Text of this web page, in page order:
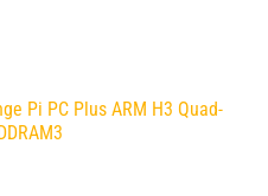
Pi PC Plus ARM H3 Quad-